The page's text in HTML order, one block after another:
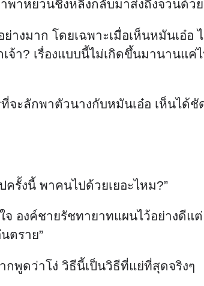
าหยวนชิงหลิงกลับมาส่งถึงจวนด้วย
งมาก โดยเฉพาะเมื่อเห็นหมันเอ๋อ
า? เรื่องแบบนี้ไม่เกิดขึ้นมานานแ
ะลักพาตัวนางกับหมันเอ๋อ เห็นได้
รั้งนี้ พาคนไปด้วยเยอะไหม?”
จ องค์ชายรัชทายาทแผนไว้อย่างดี
ตราย”
กพูดว่าโง่ วิธีนี้เป็นวิธีที่แย่ที่สุดจริงๆ